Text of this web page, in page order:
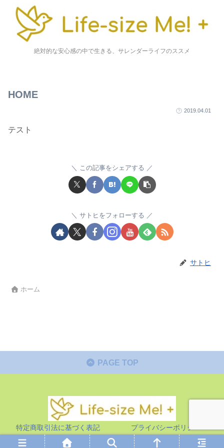
絶対的な安心感の中で生きる、サレンダーライフのススメ
HOME
2019.04.01
テスト
この記事をシェアする
サトヒをフォローする
サトヒ
ホーム
PAGE TOP
特定商取引法に基づく表記 プライバシーポリシー
© 2019 life-size me!+.